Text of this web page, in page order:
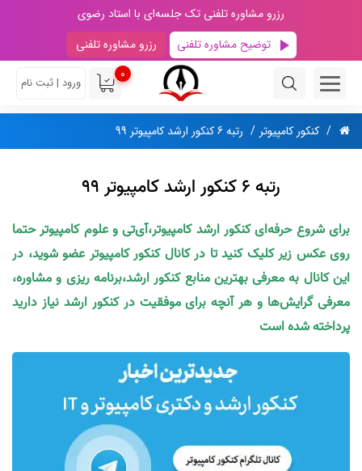
رزرو مشاوره تلفنی تک جلسه‌ای با استاد رضوی
توضیح مشاوره تلفنی
رزرو مشاوره تلفنی
0
ورود | ثبت نام
کنکور کامپیوتر رتبه 6 کنکور ارشد کامپیوتر 99
رتبه 6 کنکور ارشد کامپیوتر 99
برای شروع حرفه‌ای کنکور ارشد کامپیوتر،آی‌تی و علوم کامپیوتر حتما
روی عکس زیر کلیک کنید تا در کانال کنکور کامپیوتر عضو شوید، در
این کانال به معرفی بهترین منابع کنکور ارشد،برنامه ریزی و مشاوره،
معرفی گرایش‌ها و هر آنچه برای موفقیت در کنکور ارشد نیاز دارید
پرداخته شده است